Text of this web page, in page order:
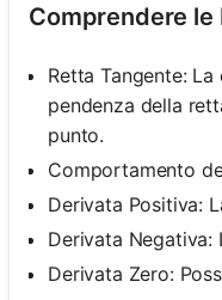
Comprendere le
Retta Tangente:
pendenza della
punto.
Comportamento
Derivata Positiva:
Derivata Negativa:
Derivata Zero: